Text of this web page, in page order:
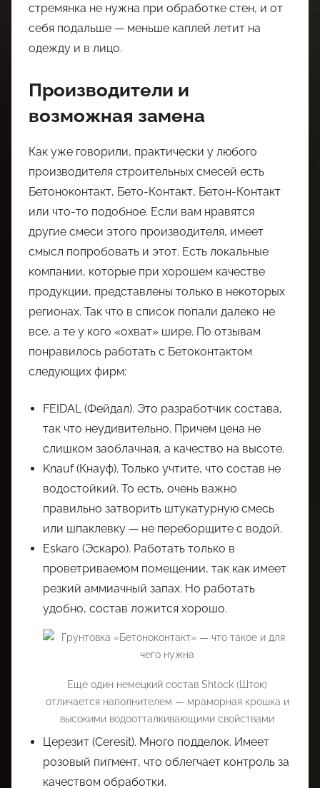
стремянка не нужна при обработке стен, и от
себя подальше — меньше каплей летит на
одежду и в лицо.
Производители и
возможная замена
Как уже говорили, практически у любого
производителя строительных смесей есть
Бетоноконтакт, Бето-Контакт, Бетон-Контакт
или что-то подобное. Если вам нравятся
другие смеси этого производителя, имеет
смысл попробовать и этот. Есть локальные
компании, которые при хорошем качестве
продукции, представлены только в некоторых
регионах. Так что в список попали далеко не
все, а те у кого «охват» шире. По отзывам
понравилось работать с Бетоконтактом
следующих фирм:
FEIDAL (Фейдал). Это разработчик состава,
так что неудивительно. Причем цена не
слишком заоблачная, а качество на высоте.
Knauf (Кнауф). Только учтите, что состав не
водостойкий. То есть, очень важно
правильно затворить штукатурную смесь
или шпаклевку — не переборщите с водой.
Eskaro (Эскаро). Работать только в
проветриваемом помещении, так как имеет
резкий аммиачный запах. Но работать
удобно, состав ложится хорошо.
Еще один немецкий состав Shtock (Шток)
отличается наполнителем — мраморная крошка и
высокими водоотталкивающими свойствами
Церезит (Ceresit). Много подделок. Имеет
розовый пигмент, что облегчает контроль за
качеством обработки.